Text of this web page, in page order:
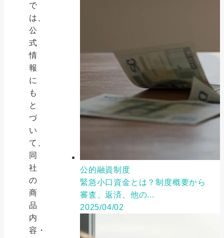
で
は、
公
式
情
報
に
も
と
づ
い
て、
同
社
の
商
品
内
容・
公的融資制度
緊急小口資金とは？制度概要から
審査、返済、他の...
2025/04/02